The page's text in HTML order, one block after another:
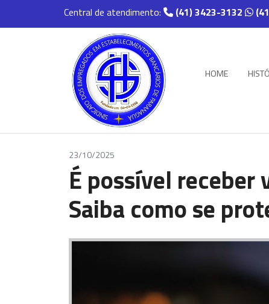
Central de atendimento: (41) 3423-3132
HOME
23/10/2025
É possível receber
Saiba como se